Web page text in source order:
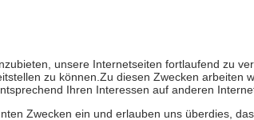
Stellung der Familie zu unterstützen, fallenkeine